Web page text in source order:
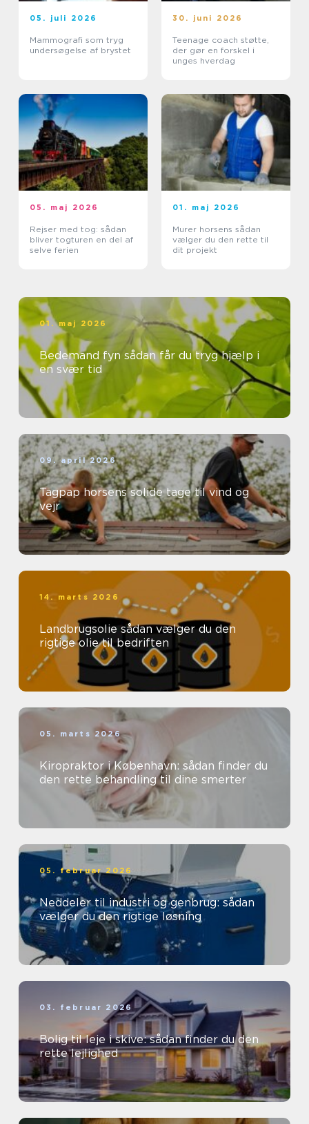
05. juli 2026
Mammografi som tryg
undersøgelse af brystet
30. juni 2026
Teenage coach støtte,
der gør en forskel i
unges hverdag
05. maj 2026
Rejser med tog: sådan
bliver togturen en del af
selve ferien
01. maj 2026
Murer horsens sådan
vælger du den rette til
dit projekt
01. maj 2026
Bedemand fyn sådan får du tryg hjælp i
en svær tid
09. april 2026
Tagpap horsens solide tage til vind og
vejr
14. marts 2026
Landbrugsolie sådan vælger du den
rigtige olie til bedriften
05. marts 2026
Kiropraktor i København: sådan finder du
den rette behandling til dine smerter
05. februar 2026
Neddeler til industri og genbrug: sådan
vælger du den rigtige løsning
03. februar 2026
Bolig til leje i skive: sådan finder du den
rette lejlighed